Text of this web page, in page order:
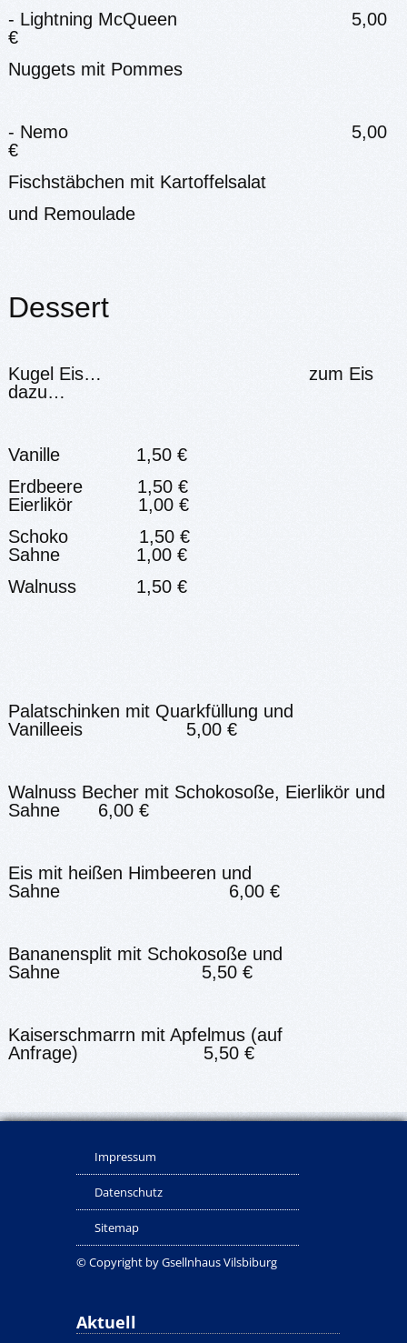
- Lightning McQueen 5,00
€
Nuggets mit Pommes
- Nemo 5,00
€
Fischstäbchen mit Kartoffelsalat
und Remoulade
Dessert
Kugel Eis… zum Eis
dazu…
Vanille 1,50 €
Erdbeere 1,50 €
Eierlikör 1,00 €
Schoko 1,50 €
Sahne 1,00 €
Walnuss 1,50 €
Palatschinken mit Quarkfüllung und
Vanilleeis 5,00 €
Walnuss Becher mit Schokosoße, Eierlikör und
Sahne 6,00 €
Eis mit heißen Himbeeren und
Sahne 6,00 €
Bananensplit mit Schokosoße und
Sahne 5,50 €
Kaiserschmarrn mit Apfelmus (auf
Anfrage) 5,50 €
Impressum
Datenschutz
Sitemap
© Copyright by Gsellnhaus Vilsbiburg
Aktuell